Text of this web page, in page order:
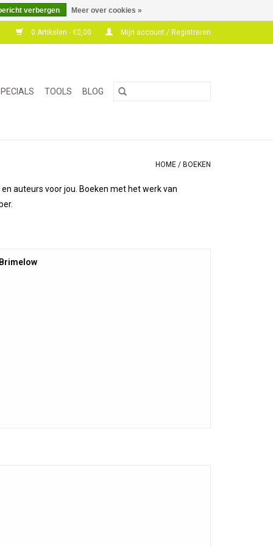
0 Artikelen - €0,00 Mijn account / Registreren
TOOLS BLOG
HOME / BOEKEN
auteurs voor jou. Boeken met het werk van
verbergen Meer over cookies »